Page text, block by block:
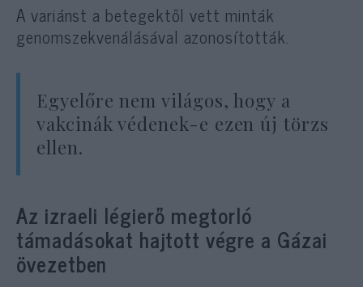
A variánst a betegektől vett minták
genomszekvenálásával azonosították.
Egyelőre nem világos, hogy a
vakcinák védenek-e ezen új törzs
ellen.
Az izraeli légierő megtorló
támadásokat hajtott végre a Gázai
övezetben